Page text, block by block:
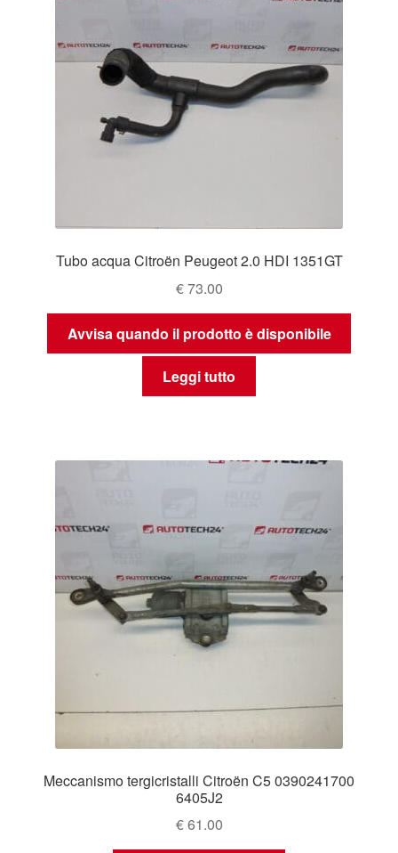
Tubo acqua Citroën Peugeot 2.0 HDI 1351GT
€73.00
Avvisa quando il prodotto è disponibile
Leggi tutto
Meccanismo tergicristalli Citroën C5 0390241700
6405J2
€61.00